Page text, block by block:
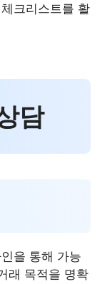
크리스트를 활
담
을 통해 가능
래 목적을 명확